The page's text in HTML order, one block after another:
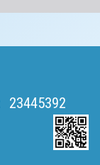
23445392